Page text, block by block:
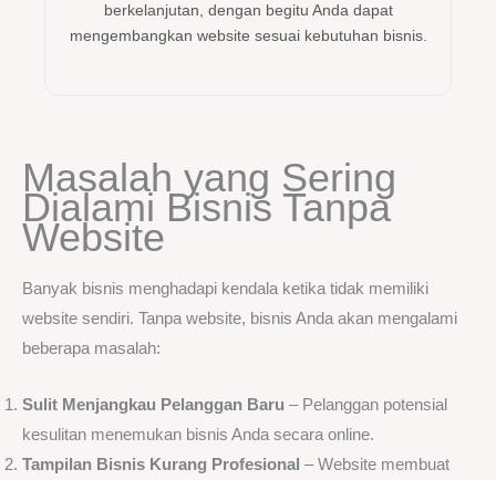
berkelanjutan, dengan begitu Anda dapat
mengembangkan website sesuai kebutuhan bisnis.
Masalah yang Sering
Dialami Bisnis Tanpa
Website
Banyak bisnis menghadapi kendala ketika tidak memiliki
website sendiri. Tanpa website, bisnis Anda akan mengalami
beberapa masalah:
Sulit Menjangkau Pelanggan Baru – Pelanggan potensial
kesulitan menemukan bisnis Anda secara online.
Tampilan Bisnis Kurang Profesional – Website membuat